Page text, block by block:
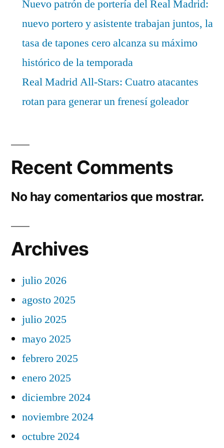
Nuevo patrón de portería del Real Madrid:
nuevo portero y asistente trabajan juntos, la
tasa de tapones cero alcanza su máximo
histórico de la temporada
Real Madrid All-Stars: Cuatro atacantes
rotan para generar un frenesí goleador
Recent Comments
No hay comentarios que mostrar.
Archives
julio 2026
agosto 2025
julio 2025
mayo 2025
febrero 2025
enero 2025
diciembre 2024
noviembre 2024
octubre 2024